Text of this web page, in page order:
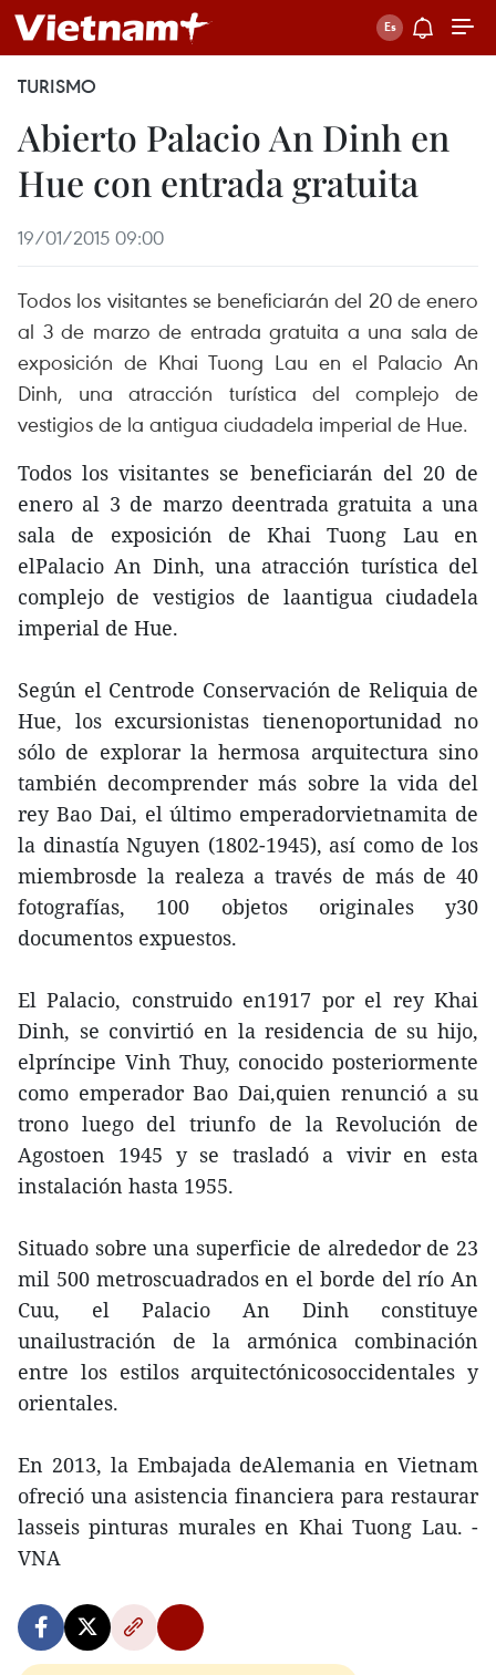
TURISMO
Abierto Palacio An Dinh en
Hue con entrada gratuita
19/01/2015 09:00
Todos los visitantes se beneficiarán del 20 de enero
al 3 de marzo de entrada gratuita a una sala de
exposición de Khai Tuong Lau en el Palacio An
Dinh, una atracción turística del complejo de
vestigios de la antigua ciudadela imperial de Hue.
Todos los visitantes se beneficiarán del 20 de
enero al 3 de marzo deentrada gratuita a una
sala de exposición de Khai Tuong Lau en
elPalacio An Dinh, una atracción turística del
complejo de vestigios de laantigua ciudadela
imperial de Hue.
Según el Centrode Conservación de Reliquia de
Hue, los excursionistas tienenoportunidad no
sólo de explorar la hermosa arquitectura sino
también decomprender más sobre la vida del
rey Bao Dai, el último emperadorvietnamita de
la dinastía Nguyen (1802-1945), así como de los
miembrosde la realeza a través de más de 40
fotografías, 100 objetos originales y30
documentos expuestos.
El Palacio, construido en1917 por el rey Khai
Dinh, se convirtió en la residencia de su hijo,
elpríncipe Vinh Thuy, conocido posteriormente
como emperador Bao Dai,quien renunció a su
trono luego del triunfo de la Revolución de
Agostoen 1945 y se trasladó a vivir en esta
instalación hasta 1955.
Situado sobre una superficie de alrededor de 23
mil 500 metroscuadrados en el borde del río An
Cuu, el Palacio An Dinh constituye
unailustración de la armónica combinación
entre los estilos arquitectónicosoccidentales y
orientales.
En 2013, la Embajada deAlemania en Vietnam
ofreció una asistencia financiera para restaurar
lasseis pinturas murales en Khai Tuong Lau. -
VNA